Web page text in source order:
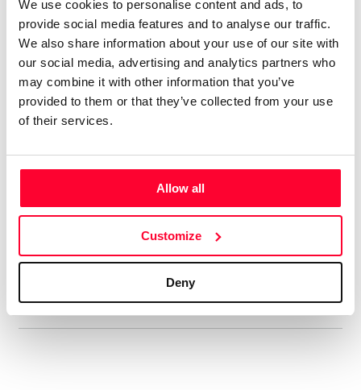
We use cookies to personalise content and ads, to
provide social media features and to analyse our traffic.
We also share information about your use of our site with
our social media, advertising and analytics partners who
may combine it with other information that you’ve
provided to them or that they’ve collected from your use
of their services.
Allow all
Customize
Deny
Tengo 74 álbumes en el mercado
digital, con el alias de aRPA”
Soy licenciado en Historia Antigua. Siempre me ha gustado
la música, y he tocado y compuesto en un grupo de rock
celta allá por los ochenta. En música tengo un año de piano,
soy muy fan del hard rock de los 70, la música clásica,
sobre todo Beethoven, y la Ópera, en la que me declaro fan
de Wagner y los compositores rusos del Grupo de lis Cinco.
Aún cuando estaba en el grupo ya hacía música electrónica,
así que me viene de lejos. En ese estilo admiro sobre todo a
Vangelis y Kitaro.